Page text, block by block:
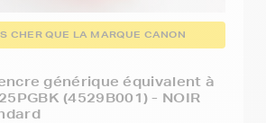
CHER QUE LA MARQUE CANON
générique équivalent à
(4529B001) - NOIR